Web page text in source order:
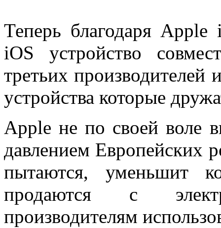
Теперь благодаря
iOS устройство
третьих производителей
устройства которые
Apple не по своей воле
давлением Европейских
пытаются, уменьшит
продаются с
производителям